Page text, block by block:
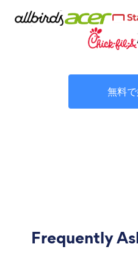
無料
Frequently